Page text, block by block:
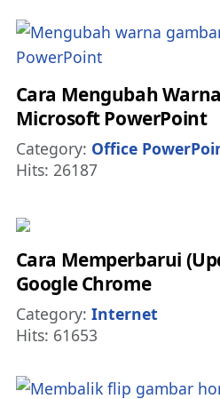
Cara Mengubah
Microsoft PowerPoint
Details
Category: Office
Hits: 26187
Cara Memperbarui
Google Chrome
Details
Category: Internet
Hits: 61653